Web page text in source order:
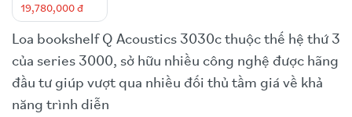
19,780,000 đ
Loa bookshelf Q Acoustics 3030c thuộc thế hệ thứ 3
của series 3000, sở hữu nhiều công nghệ được hãng
đầu tư giúp vượt qua nhiều đối thủ tầm giá về khả
năng trình diễn